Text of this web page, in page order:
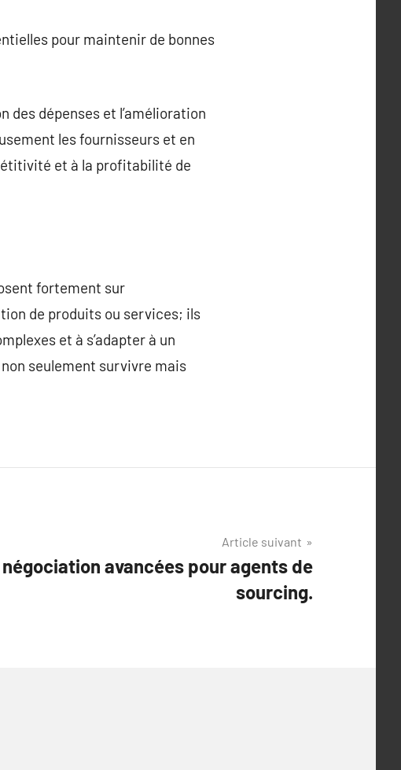
pour maintenir de bonnes
dépenses et l’amélioration
les fournisseurs et en
et à la profitabilité de
fortement sur
de produits ou services; ils
et à s’adapter à un
seulement survivre mais
Article suivant
avancées pour agents de
sourcing.